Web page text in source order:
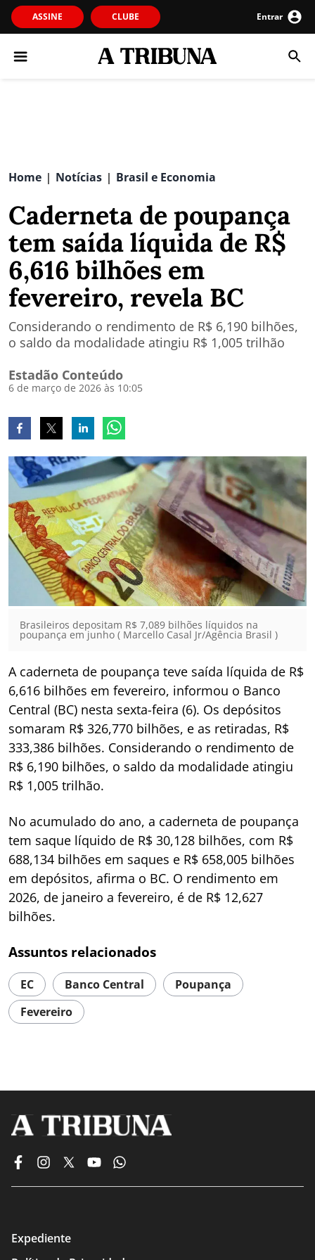
ASSINE CLUBE Entrar
Home | Notícias | Brasil e Economia
Caderneta de poupança
tem saída líquida de R$
6,616 bilhões em
fevereiro, revela BC
Considerando o rendimento de R$ 6,190 bilhões,
o saldo da modalidade atingiu R$ 1,005 trilhão
Estadão Conteúdo
6 de março de 2026 às 10:05
Brasileiros depositam R$ 7,089 bilhões líquidos na
poupança em junho ( Marcello Casal Jr/Agência Brasil )
A caderneta de poupança teve saída líquida de R$
6,616 bilhões em fevereiro, informou o Banco
Central (BC) nesta sexta-feira (6). Os depósitos
somaram R$ 326,770 bilhões, e as retiradas, R$
333,386 bilhões. Considerando o rendimento de
R$ 6,190 bilhões, o saldo da modalidade atingiu
R$ 1,005 trilhão.
No acumulado do ano, a caderneta de poupança
tem saque líquido de R$ 30,128 bilhões, com R$
688,134 bilhões em saques e R$ 658,005 bilhões
em depósitos, afirma o BC. O rendimento em
2026, de janeiro a fevereiro, é de R$ 12,627
bilhões.
Assuntos relacionados
EC Banco Central
Poupança
Fevereiro
Expediente